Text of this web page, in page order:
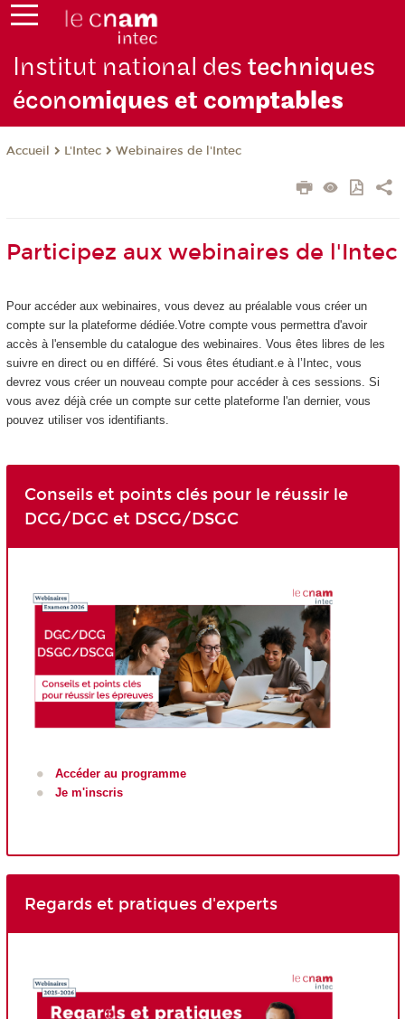
Institut national destechniques
économiques et comptables
Accueil L'Intec Webinaires de l'Intec
Participez aux webinaires de l'Intec
Pour accéder aux webinaires, vous devez au préalable vous créer un
compte sur la plateforme dédiée.Votre compte vous permettra d'avoir
accès à l'ensemble du catalogue des webinaires. Vous êtes libres de les
suivre en direct ou en différé. Si vous êtes étudiant.e à l’Intec, vous
devrez vous créer un nouveau compte pour accéder à ces sessions. Si
vous avez déjà crée un compte sur cette plateforme l'an dernier, vous
pouvez utiliser vos identifiants.
Conseils et points clés pour le réussir le
DCG/DGC et DSCG/DSGC
Accéder au programme
Je m'inscris
Regards et pratiques d'experts